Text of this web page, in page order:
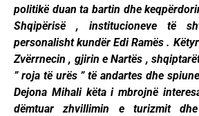
politikë duan ta bartin dhe
Shqipërisë , institucioneve të
personalisht kundër Edi Ramës .
Zvërrnecin , gjirin e Nartës ,
” roja të urës ” të andartes dhe
Dejona Mihali këta i mbrojnë
dëmtuar zhvillimin e turizmit